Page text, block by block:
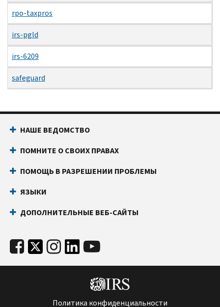
rpo-taxpros
irs-pgld
irs-6209
safeguard
НАШЕ ВЕДОМСТВО
ПОМНИТЕ О СВОИХ ПРАВАХ
ПОМОЩЬ В РАЗРЕШЕНИИ ПРОБЛЕМЫ
ЯЗЫКИ
ДОПОЛНИТЕЛЬНЫЕ ВЕБ-САЙТЫ
Политика конфиденциальности